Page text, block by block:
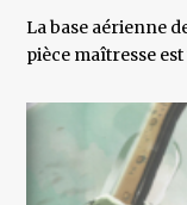
La base aérienne
pièce maîtresse